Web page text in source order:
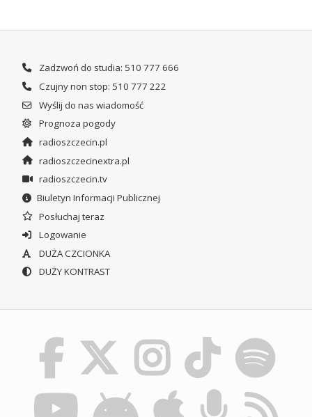
Zadzwoń do studia: 510 777 666
Czujny non stop: 510 777 222
Wyślij do nas wiadomość
Prognoza pogody
radioszczecin.pl
radioszczecinextra.pl
radioszczecin.tv
Biuletyn Informacji Publicznej
Posłuchaj teraz
Logowanie
DUŻA CZCIONKA
DUŻY KONTRAST